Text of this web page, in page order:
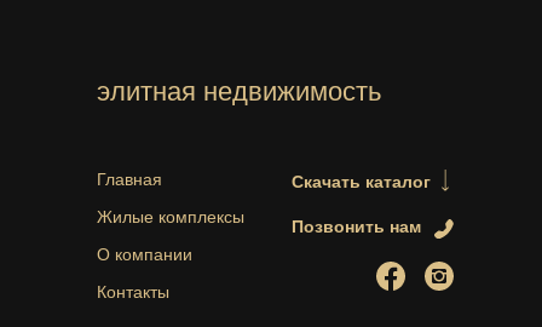
Главная
Жилые комплексы
О компании
Контакты
Позвонить нам
Скачать каталог
элитная недвижимость